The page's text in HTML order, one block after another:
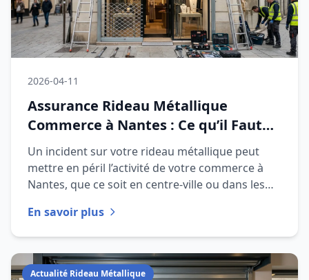
2026-04-11
Assurance Rideau Métallique
Commerce à Nantes : Ce qu’il Faut
Savoir en 2026
Un incident sur votre rideau métallique peut
mettre en péril l’activité de votre commerce à
Nantes, que ce soit en centre-ville ou dans les
En savoir plus
Actualité Rideau Métallique